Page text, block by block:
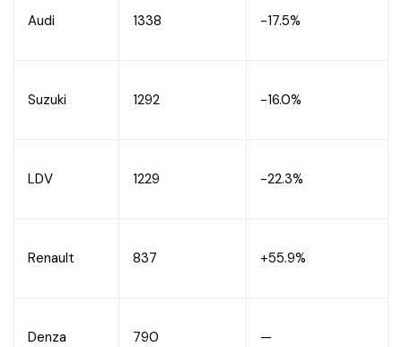
Audi 1338 -17.5%
Suzuki 1292 -16.0%
LDV 1229 -22.3%
Renault 837 +55.9%
Denza 790 —